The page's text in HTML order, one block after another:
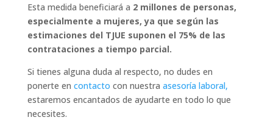
Esta medida beneficiará a 2 millones de personas,
especialmente a mujeres, ya que según las
estimaciones del TJUE suponen el 75% de las
contrataciones a tiempo parcial.
Si tienes alguna duda al respecto, no dudes en
ponerte en contacto con nuestra asesoría laboral,
estaremos encantados de ayudarte en todo lo que
necesites.